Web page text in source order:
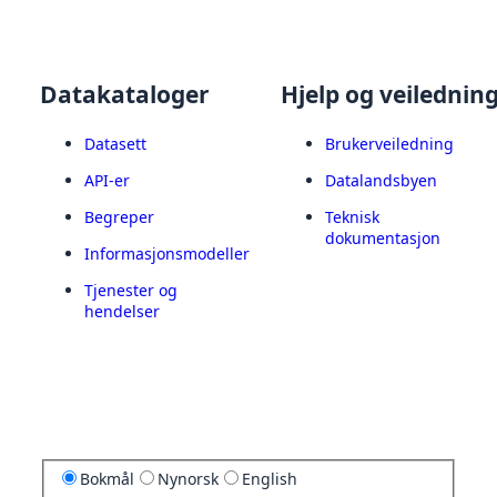
Datakataloger
Datasett
API-er
Begreper
Informasjonsmodeller
Tjenester og
hendelser
Hjelp og
Brukerveiledning
Datalandsbyen
Teknisk
dokumentasjon
Bokmål Nynorsk English